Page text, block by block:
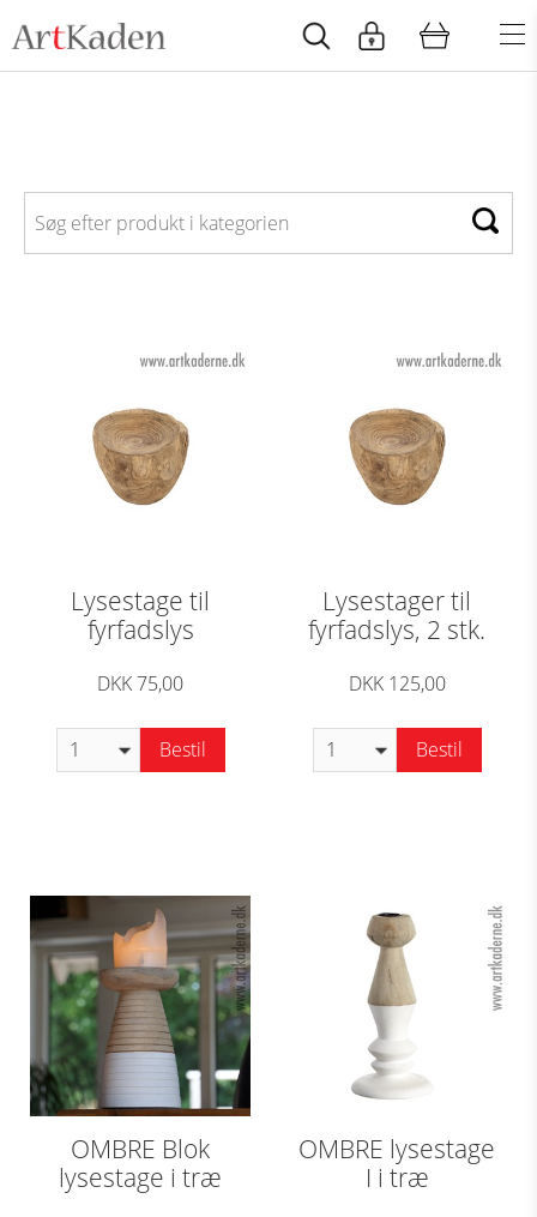
Lysestage til
fyrfadslys
DKK 75,00
Bestil
Lysestager til
fyrfadslys, 2 stk.
DKK 125,00
Bestil
OMBRE Blok
lysestage i træ
OMBRE lysestage
I i træ